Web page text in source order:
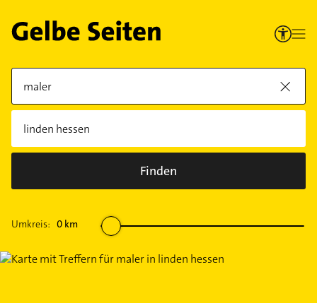
Finden
Umkreis: 0 km